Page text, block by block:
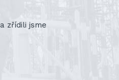
a zřídili jsme